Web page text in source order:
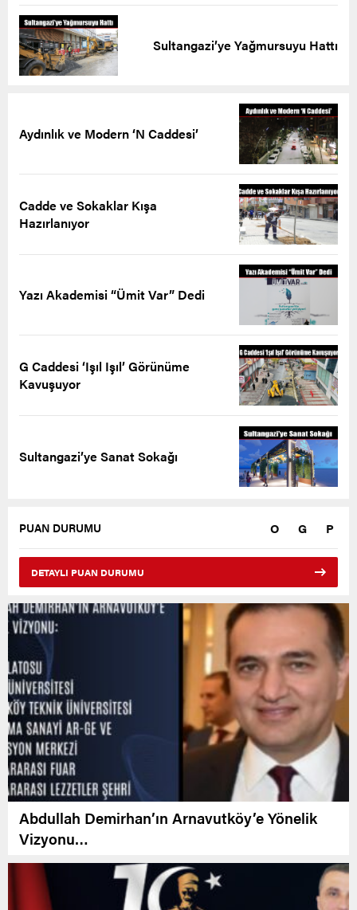
Sultangazi’ye Yağmursuyu Hattı
Aydınlık ve Modern ‘N Caddesi’
Cadde ve Sokaklar Kışa
Hazırlanıyor
Yazı Akademisi “Ümit Var” Dedi
G Caddesi ‘Işıl Işıl’ Görünüme
Kavuşuyor
Sultangazi’ye Sanat Sokağı
PUAN DURUMU O G P
DETAYLI PUAN DURUMU
Abdullah Demirhan’ın Arnavutköy’e Yönelik
Vizyonu…